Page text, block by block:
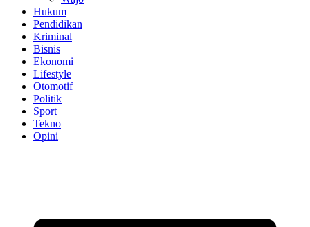
Hukum
Pendidikan
Kriminal
Bisnis
Ekonomi
Lifestyle
Otomotif
Politik
Sport
Tekno
Opini